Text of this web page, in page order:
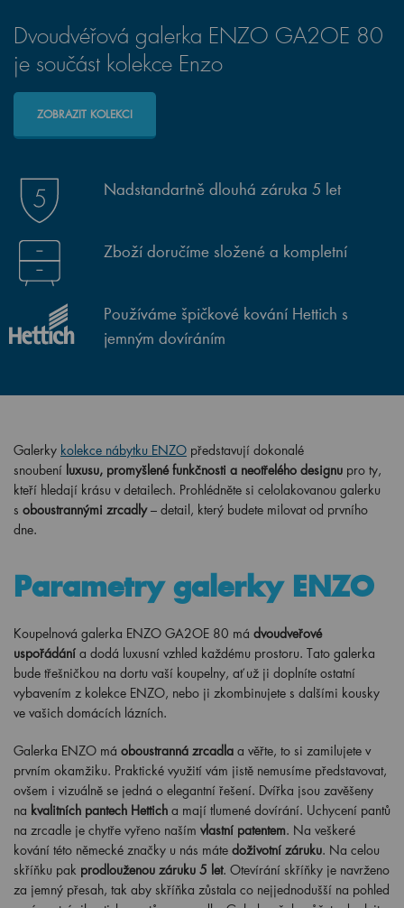
Dvoudvéřová galerka ENZO GA2OE 80
je součást kolekce Enzo
ZOBRAZIT KOLEKCI
Nadstandartně dlouhá záruka 5 let
Zboží doručíme složené a kompletní
Používáme špičkové kování Hettich s
jemným dovíráním
Galerky kolekce nábytku ENZO představují dokonalé
snoubení luxusu, promyšlené funkčnosti a neotřelého designu pro ty,
kteří hledají krásu v detailech. Prohlédněte si celolakovanou galerku
s oboustrannými zrcadly – detail, který budete milovat od prvního
dne.
Parametry galerky ENZO
Koupelnová galerka ENZO GA2OE 80 má dvoudveřové
uspořádání a dodá luxusní vzhled každému prostoru. Tato galerka
bude třešničkou na dortu vaší koupelny, ať už ji doplníte ostatní
vybavením z kolekce ENZO, nebo ji zkombinujete s dalšími kousky
ve vašich domácích lázních.
Galerka ENZO má oboustranná zrcadla a věřte, to si zamilujete v
prvním okamžiku. Praktické využití vám jistě nemusíme představovat,
ovšem i vizuálně se jedná o elegantní řešení. Dvířka jsou zavěšeny
na kvalitních pantech Hettich a mají tlumené dovírání. Uchycení pantů
na zrcadle je chytře vyřeno naším vlastní patentem. Na veškeré
kování této německé značky u nás máte doživotní záruku. Na celou
skříňku pak prodlouženou záruku 5 let. Otevírání skříňky je navrženo
za jemný přesah, tak aby skříňka zůstala co nejjednodušší na pohled